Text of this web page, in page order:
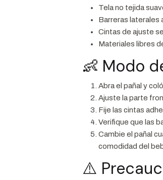
Tela no tejida
Barreras laterales
Cintas de ajuste
Materiales libres
👶 Modo
Abra el pañal y
Ajuste la parte
Fije las cintas
Verifique que las
Cambie el pañal
comodidad del
⚠️